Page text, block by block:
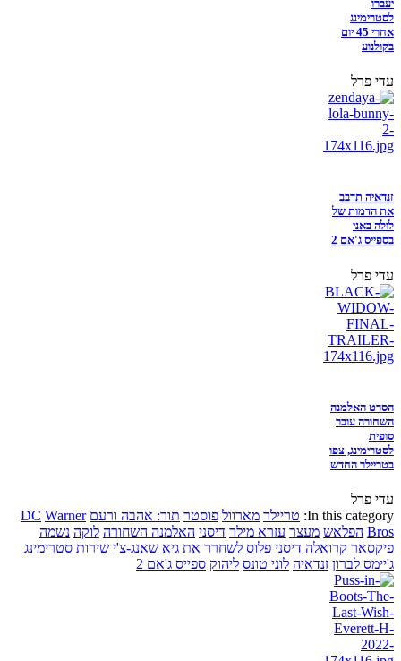
יעברו
לסטרימינג
אחרי 45 יום
בקולנוע
עדי פרל
זנדאיה תדבב
את הדמות של
לולה באני
בספייס ג'אם 2
עדי פרל
הסרט האלמנה
השחורה עובר
סופית
לסטרימינג, צפו
בטריילר החדש
עדי פרל
In this category: טריילר מארוול פוסטר תור: אהבה ורעם DC Warner
Bros הפלאש מעצר עזרא מילר דיסני האלמנה השחורה לוקה נשמה
פיקסאר קרואלה דיסני פלוס לשחרר את גיא שאנג-צ'י שירות סטרימינג
ג'יימס לברון זנדאיה לוני טונס ליהוק ספייס ג'אם 2